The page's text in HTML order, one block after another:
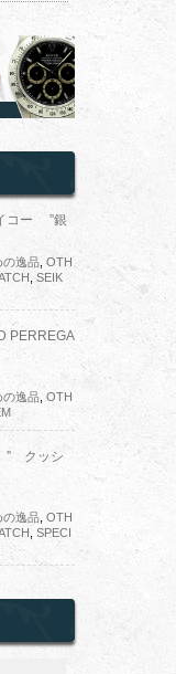
コー ”銀
の逸品 OTH
SEIK
PERREGA
の逸品 OTH
クッシ
の逸品 OTH
SPECI